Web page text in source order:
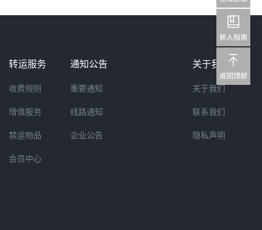
转运服务
收费规则
增值服务
禁运物品
会员中心
通知公告
重要通知
线路通知
企业公告
关于我们
关于我们
联系我们
隐私声明